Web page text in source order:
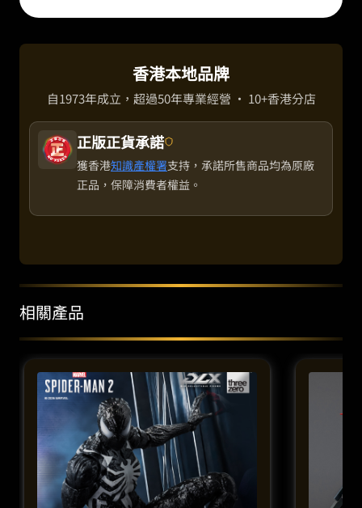
香港本地品牌
自1973年成立，超過50年專業經營 · 10+香港分店
正版正貨承諾
獲香港知識產權署支持，承諾所售商品均為原廠
正品，保障消費者權益。
相關產品